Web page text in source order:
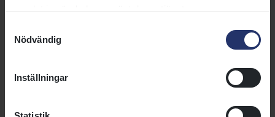
Nödvändig
Inställningar
- Flying Party är en stor bebis och det finns fortfarande
mycket utveckling i den här hästen, summerade Jan-